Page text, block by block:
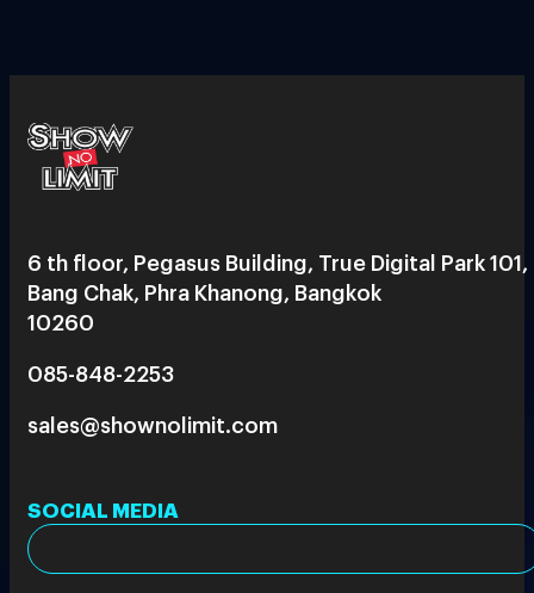
6 th floor, Pegasus Building, True Digital Park 101,
Bang Chak, Phra Khanong, Bangkok
10260
085-848-2253
sales@shownolimit.com
SOCIAL MEDIA